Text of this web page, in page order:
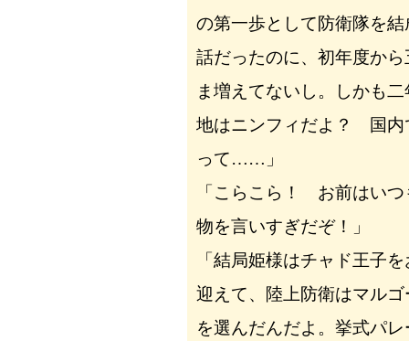
の第一歩として防衛隊を
話だったのに、初年度か
ま増えてないし。しかも
地はニンフィだよ？ 国内
って……」
「こらこら！ お前はいつ
物を言いすぎだぞ！」
「結局姫様はチャド王子
迎えて、陸上防衛はマル
を選んだんだよ。挙式パ